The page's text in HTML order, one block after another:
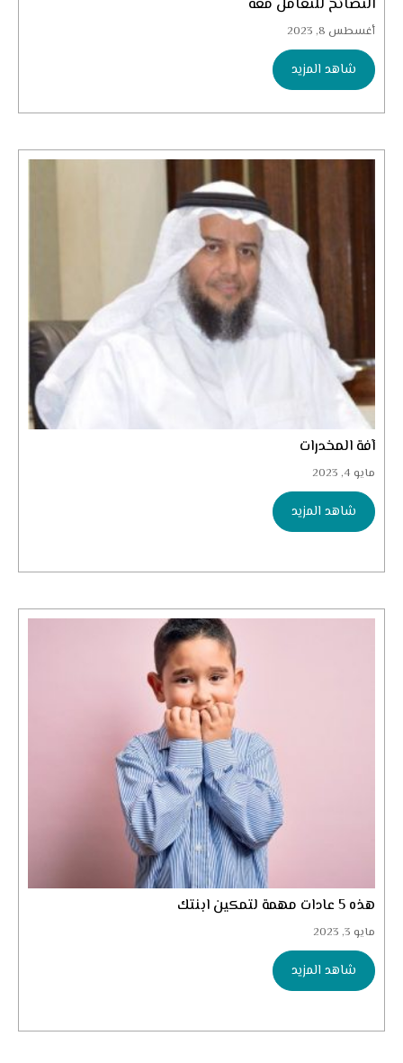
النصائح للتعامل معه
أغسطس 8, 2023
شاهد المزيد
آفة المخدرات
مايو 4, 2023
شاهد المزيد
هذه 5 عادات مهمة لتمكين ابنتك
مايو 3, 2023
شاهد المزيد